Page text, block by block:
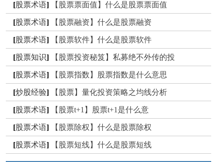
[股票术语] 【股票票面值】什么是股票票面值
[股票术语] 【股票融资】什么是股票融资
[股票术语] 【股票软件】什么是股票软件
[股票知识] 【股票投资秘笈】私募绝不外传的投
[股票术语] 【股票指数】股票指数是什么意思
[炒股经验] 【股票】量化投资策略之均线分析
[股票术语] 【股票t+1】股票t+1是什么意
[股票术语] 【股票除权】什么是股票除权
[股票术语] 【股票短线】什么是股票短线